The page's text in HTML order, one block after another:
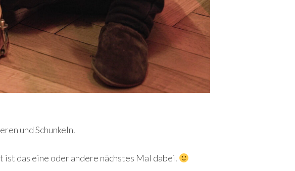
und Schunkeln.
das eine oder andere nächstes Mal dabei.